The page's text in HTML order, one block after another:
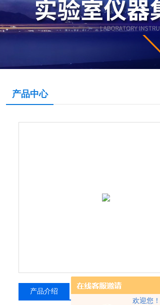
欢迎您！
产品中心
产品介绍 相关产品